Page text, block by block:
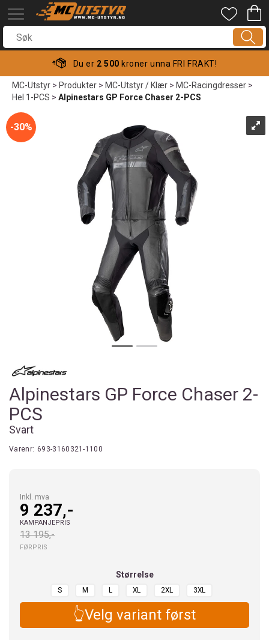
Du er 2 500 kroner unna FRI FRAKT!
MC-Utstyr>Produkter>MC-Utstyr / Klær>MC-Racingdresser>
Hel 1-PCS>Alpinestars GP Force Chaser 2-PCS
30%
Alpinestars GP Force Chaser 2-
PCS
Svart
Varenr: 693-3160321-1100
Inkl. mva
9 237,-
KAMPANJEPRIS
13 195,-
FØRPRIS
Størrelse
S M L XL 2XL 3XL
👆Velg variant først